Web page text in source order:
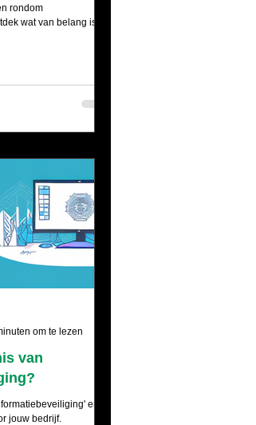
rondom
wat van belang is
van
en
jouw bedrijf.
om te lezen